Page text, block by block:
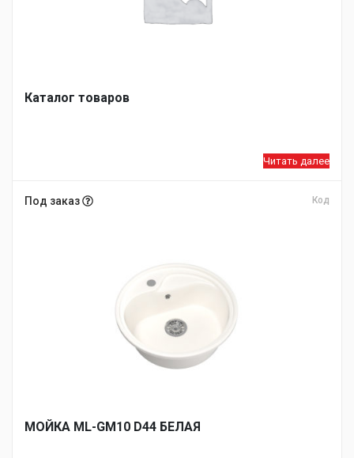
Каталог товаров
Читать далее
Под заказ Код
МОЙКA ML-GM10 D44 БЕЛАЯ